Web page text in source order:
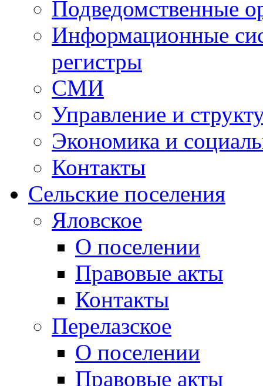
Подведомственные
Информационные
регистры
СМИ
Управление и
Экономика и
Контакты
Сельские поселения
Яловское
О поселении
Правовые акты
Контакты
Перелазское
О поселении
Правовые акты